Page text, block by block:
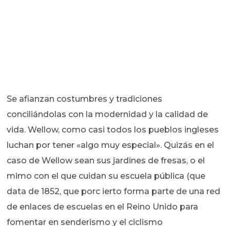
Se afianzan costumbres y tradiciones
conciliándolas con la modernidad y la calidad de
vida. Wellow, como casi todos los pueblos ingleses
luchan por tener «algo muy especial». Quizás en el
caso de Wellow sean sus jardines de fresas, o el
mimo con el que cuidan su escuela pública (que
data de 1852, que porc ierto forma parte de una red
de enlaces de escuelas en el Reino Unido para
fomentar en senderismo y el ciclismo